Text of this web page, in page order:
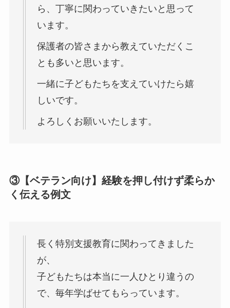
ら、丁寧に関わっていきたいと思って
います。
保護者の皆さまから教えていただくこ
とも多いと思います。
一緒に子どもたちを支えていけたら嬉
しいです。
よろしくお願いいたします。
③【ベテラン向け】経験を押し付けず柔らか
く伝える例文
長く特別支援教育に関わってきました
が、
子どもたちは本当に一人ひとり違うの
で、毎年学ばせてもらっています。